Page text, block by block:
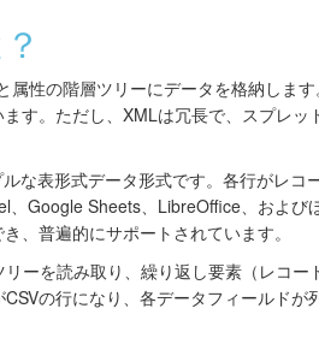
属性の階層ツリーにデータを格納しま
す。ただし、XMLは冗長で、スプレ
な表形式データ形式です。各行がレ
、Google Sheets、LibreOffice、およ
、普遍的にサポートされています。
ーを読み取り、繰り返し要素（レコ
の行になり、各データフィールドが